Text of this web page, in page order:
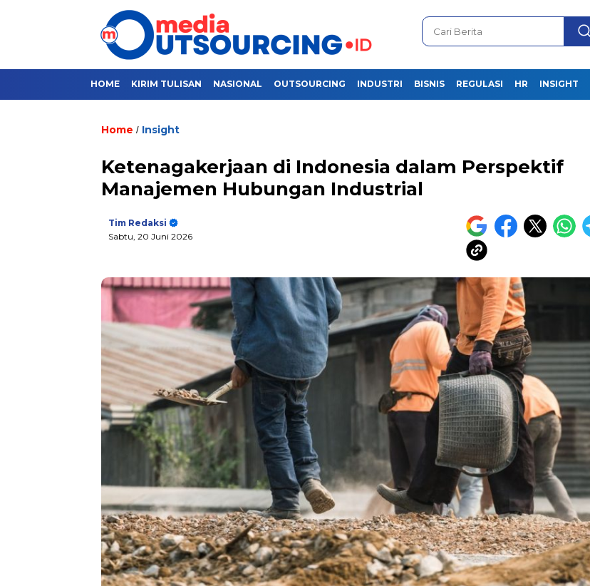
HOME KIRIM TULISAN NASIONAL OUTSOURCING INDUSTRI BISNIS REGULASI HR INSIGHT
Home / Insight
Ketenagakerjaan di Indonesia dalam Perspektif
Manajemen Hubungan Industrial
Tim Redaksi
Sabtu, 20 Juni 2026